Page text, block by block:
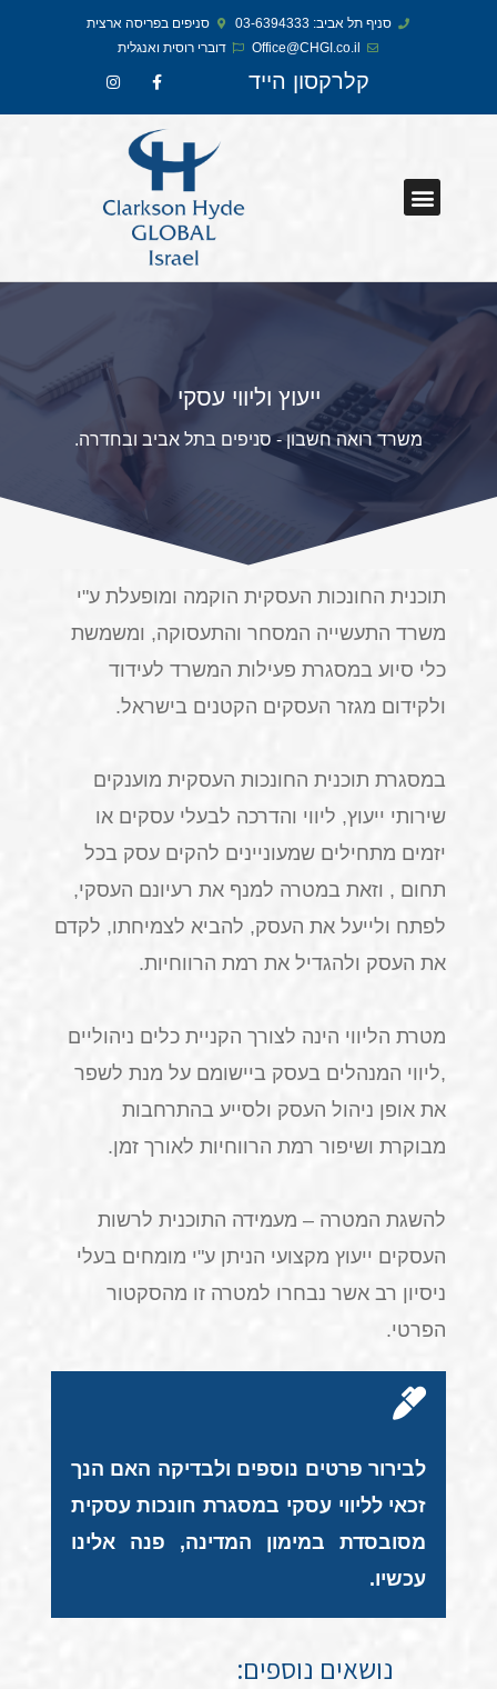
סניף תל אביב: 03-6394333
סניפים בפריסה ארצית
Office@CHGI.co.il
דוברי רוסית ואנגלית​
קלרקסון הייד
ייעוץ וליווי עסקי
משרד רואה חשבון - סניפים בתל אביב ובחדרה.
תוכנית החונכות העסקית הוקמה ומופעלת ע"י
משרד התעשייה המסחר והתעסוקה, ומשמשת
כלי סיוע במסגרת פעילות המשרד לעידוד
ולקידום מגזר העסקים הקטנים בישראל.
במסגרת תוכנית החונכות העסקית מוענקים
שירותי ייעוץ, ליווי והדרכה לבעלי עסקים או
יזמים מתחילים שמעוניינים להקים עסק בכל
תחום , וזאת במטרה למנף את רעיונם העסקי,
לפתח ולייעל את העסק, להביא לצמיחתו, לקדם
את העסק ולהגדיל את רמת הרווחיות.
מטרת הליווי הינה לצורך הקניית כלים ניהוליים
,ליווי המנהלים בעסק ביישומם על מנת לשפר
את אופן ניהול העסק ולסייע בהתרחבות
מבוקרת ושיפור רמת הרווחיות לאורך זמן.
להשגת המטרה – מעמידה התוכנית לרשות
העסקים ייעוץ מקצועי הניתן ע"י מומחים בעלי
ניסיון רב אשר נבחרו למטרה זו מהסקטור
הפרטי.
לבירור פרטים נוספים ולבדיקה האם הנך
זכאי לליווי עסקי במסגרת חונכות עסקית
מסובסדת במימון המדינה, פנה אלינו
עכשיו.
נושאים נוספים: